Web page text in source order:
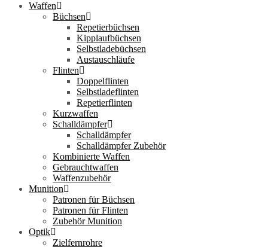
Waffen
Büchsen
Repetierbüchsen
Kipplaufbüchsen
Selbstladebüchsen
Austauschläufe
Flinten
Doppelflinten
Selbstladeflinten
Repetierflinten
Kurzwaffen
Schalldämpfer
Schalldämpfer
Schalldämpfer Zubehör
Kombinierte Waffen
Gebrauchtwaffen
Waffenzubehör
Munition
Patronen für Büchsen
Patronen für Flinten
Zubehör Munition
Optik
Zielfernrohre